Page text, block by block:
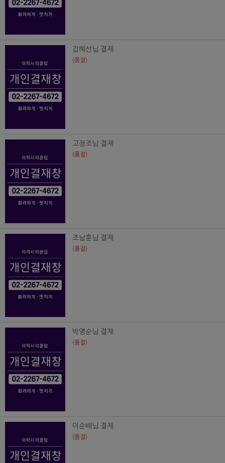
김혜선님 결재
(품절)
고정조님 결재
(품절)
조남훈님 결재
(품절)
박영순님 결재
(품절)
이순배님 결재
(품절)